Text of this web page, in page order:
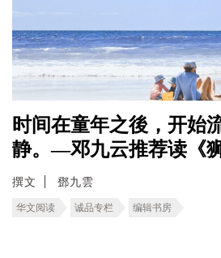
时间在童年之後，开始
静。—邓九云推荐读《
撰文 鄧九雲
华文阅读 诚品专栏 编辑书房